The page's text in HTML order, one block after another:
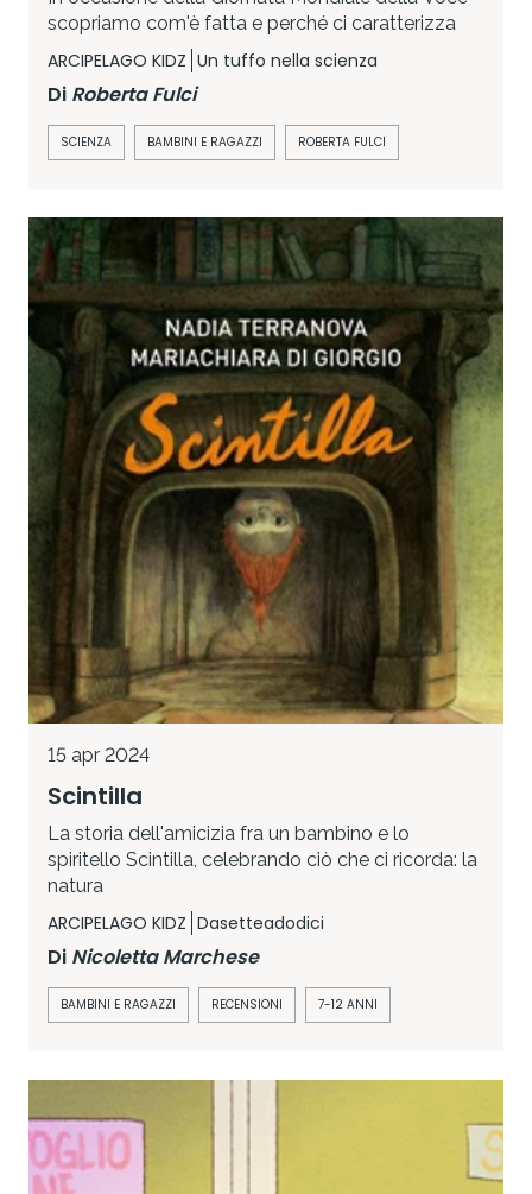
scopriamo com'è fatta e perché ci caratterizza
ARCIPELAGO KIDZ Un tuffo nella scienza
Di Roberta Fulci
SCIENZA BAMBINI E RAGAZZI ROBERTA FULCI
15 apr 2024
Scintilla
La storia dell'amicizia fra un bambino e lo
spiritello Scintilla, celebrando ciò che ci ricorda: la
natura
ARCIPELAGO KIDZ Dasetteadodici
Di Nicoletta Marchese
BAMBINI E RAGAZZI RECENSIONI 7-12 ANNI